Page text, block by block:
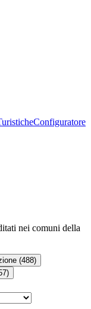
Configuratore
nei comuni della
(488)
)